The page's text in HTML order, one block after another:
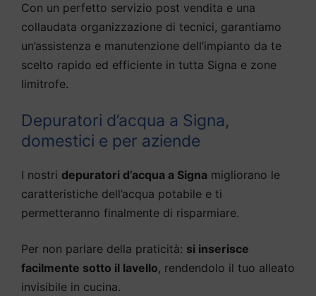
Con un perfetto servizio post vendita e una
collaudata organizzazione di tecnici, garantiamo
un’assistenza e manutenzione dell’impianto da te
scelto rapido ed efficiente in tutta Signa e zone
limitrofe.
Depuratori d’acqua a Signa,
domestici e per aziende
I nostri depuratori d’acqua a Signa migliorano le
caratteristiche dell’acqua potabile e ti
permetteranno finalmente di risparmiare.
Per non parlare della praticità: si inserisce
facilmente sotto il lavello, rendendolo il tuo alleato
invisibile in cucina.